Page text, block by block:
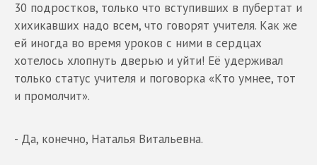
30 подростков, только что вступивших в пубертат и
хихикавших надо всем, что говорят учителя. Как же
ей иногда во время уроков с ними в сердцах
хотелось хлопнуть дверью и уйти! Её удерживал
только статус учителя и поговорка «Кто умнее, тот
и промолчит».
- Да, конечно, Наталья Витальевна.